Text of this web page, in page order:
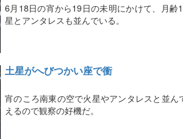
6月18日の宵から19日の未明にかけて、月
星とアンタレスも並んでいる。
土星がへびつかい座で衝
宵のころ南東の空で火星やアンタレスと並
えるので観察の好機だ。